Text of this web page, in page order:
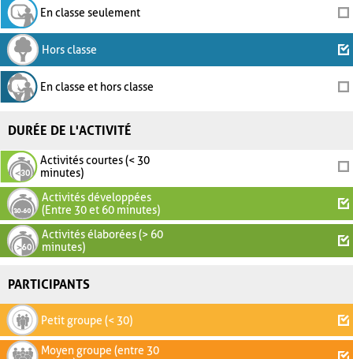
En classe seulement
Hors classe
En classe et hors classe
DURÉE DE L'ACTIVITÉ
Activités courtes (< 30
minutes)
Activités développées
(Entre 30 et 60 minutes)
Activités élaborées (> 60
minutes)
PARTICIPANTS
Petit groupe (< 30)
Moyen groupe (entre 30